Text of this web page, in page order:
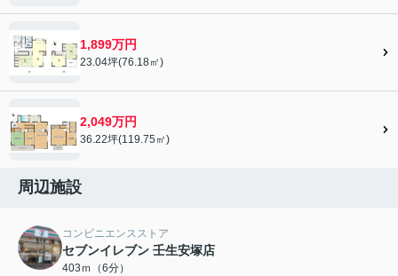
会員限定">
1,899万円
23.04坪(76.18㎡)
2,049万円
36.22坪(119.75㎡)
周辺施設
コンビニエンスストア
セブンイレブン 壬生安塚店
403ｍ（6分）